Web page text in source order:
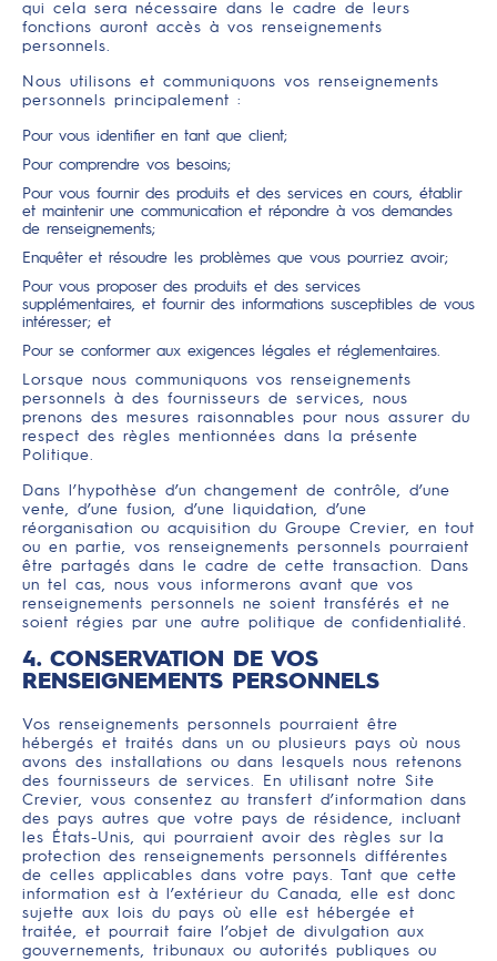
qui cela sera nécessaire dans le cadre de leurs
fonctions auront accès à vos renseignements
personnels.
Nous utilisons et communiquons vos renseignements
personnels principalement :
Pour vous identifier en tant que client;
Pour comprendre vos besoins;
Pour vous fournir des produits et des services en cours, établir
et maintenir une communication et répondre à vos demandes
de renseignements;
Enquêter et résoudre les problèmes que vous pourriez avoir;
Pour vous proposer des produits et des services
supplémentaires, et fournir des informations susceptibles de vous
intéresser; et
Pour se conformer aux exigences légales et réglementaires.
Lorsque nous communiquons vos renseignements
personnels à des fournisseurs de services, nous
prenons des mesures raisonnables pour nous assurer du
respect des règles mentionnées dans la présente
Politique.
Dans l’hypothèse d’un changement de contrôle, d’une
vente, d’une fusion, d’une liquidation, d’une
réorganisation ou acquisition du Groupe Crevier, en tout
ou en partie, vos renseignements personnels pourraient
être partagés dans le cadre de cette transaction. Dans
un tel cas, nous vous informerons avant que vos
renseignements personnels ne soient transférés et ne
soient régies par une autre politique de confidentialité.
4. CONSERVATION DE VOS
RENSEIGNEMENTS PERSONNELS
Vos renseignements personnels pourraient être
hébergés et traités dans un ou plusieurs pays où nous
avons des installations ou dans lesquels nous retenons
des fournisseurs de services. En utilisant notre Site
Crevier, vous consentez au transfert d’information dans
des pays autres que votre pays de résidence, incluant
les États-Unis, qui pourraient avoir des règles sur la
protection des renseignements personnels différentes
de celles applicables dans votre pays. Tant que cette
information est à l’extérieur du Canada, elle est donc
sujette aux lois du pays où elle est hébergée et
traitée, et pourrait faire l’objet de divulgation aux
gouvernements, tribunaux ou autorités publiques ou